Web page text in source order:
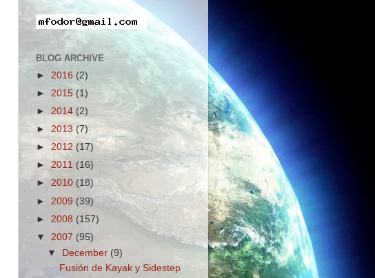
BLOG ARCHIVE
► 2016 (2)
► 2015 (1)
► 2014 (2)
► 2013(7)
► 2012 (17)
► 2011 (16)
► 2010 (18)
► 2009 (39)
► 2008 (157)
▼ 2007 (95)
▼ December (9)
Fusión de Kayak y Sidestep